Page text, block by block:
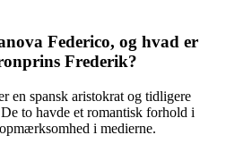
Federico, og hvad er
Frederik?
en spansk aristokrat og tidligere
to havde et romantisk forhold i
i medierne.